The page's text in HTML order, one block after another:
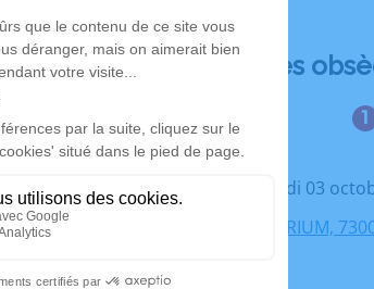
Déroulé des
Le vendredi 03
CREMATORIUM,